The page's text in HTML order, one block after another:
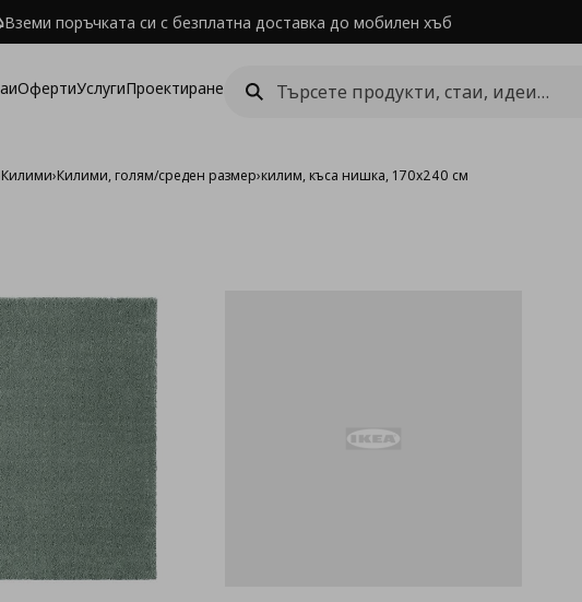
Вземи поръчката си с безплатна доставка до мобилен хъб
ОфертиУслугиПроектиране
Килими›Килими, голям/среден размер›килим, къса нишка, 170x240 см